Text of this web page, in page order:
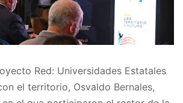
Red: Universidades Estatales
el territorio, Osvaldo Bernales,